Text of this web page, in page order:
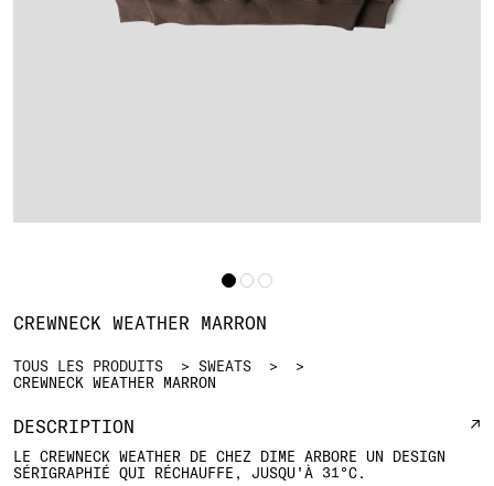
TOUS LES PRODUITS
SWEATS
CREWNECK WEATHER MARRON
CREWNECK WEATHER MARRON
DESCRIPTION
LE CREWNECK WEATHER DE CHEZ DIME ARBORE UN DESIGN
SÉRIGRAPHIÉ QUI RÉCHAUFFE, JUSQU'À 31°C.